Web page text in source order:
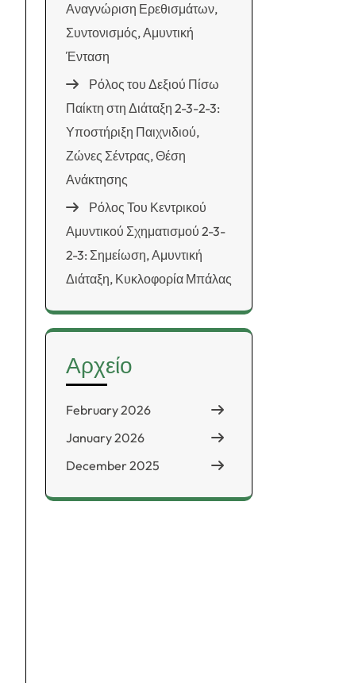
Αναγνώριση Ερεθισμάτων,
Συντονισμός, Αμυντική
Ένταση
Ρόλος του Δεξιού Πίσω
Παίκτη στη Διάταξη 2-3-2-3:
Υποστήριξη Παιχνιδιού,
Ζώνες Σέντρας, Θέση
Ανάκτησης
Ρόλος Του Κεντρικού
Αμυντικού Σχηματισμού 2-3-
2-3: Σημείωση, Αμυντική
Διάταξη, Κυκλοφορία Μπάλας
Αρχείο
February 2026
January 2026
December 2025